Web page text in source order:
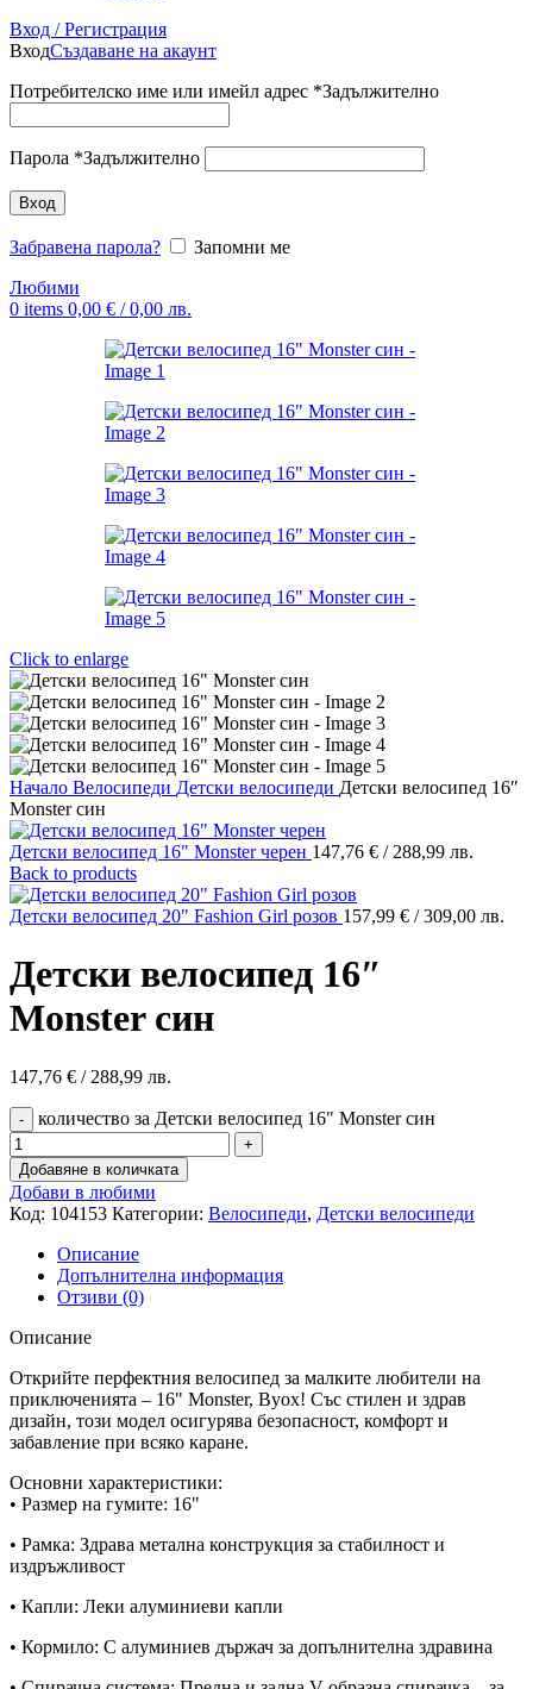
Вход / Регистрация
ВходСъздаване на акаунт
Потребителско име или имейл адрес *Задължително
Парола *Задължително
Вход
Забравена парола?
Запомни ме
Любими
0 items 0,00 € / 0,00 лв.
Click to enlarge
Начало Велосипеди Детски велосипеди Детски велосипед 16″
Monster син
Детски велосипед 16" Monster черен 147,76 € / 288,99 лв.
Back to products
Детски велосипед 20" Fashion Girl розов 157,99 € / 309,00 лв.
Детски велосипед 16″
Monster син
147,76 € / 288,99 лв.
количество за Детски велосипед 16" Monster син
Добавяне в количката
Добави в любими
Код: 104153 Категории: Велосипеди, Детски велосипеди
Описание
Допълнителна информация
Отзиви (0)
Описание
Открийте перфектния велосипед за малките любители на
приключенията – 16" Monster, Byox! Със стилен и здрав
дизайн, този модел осигурява безопасност, комфорт и
забавление при всяко каране.
Основни характеристики:
• Размер на гумите: 16"
• Рамка: Здрава метална конструкция за стабилност и
издръжливост
• Капли: Леки алуминиеви капли
• Кормило: С алуминиев държач за допълнителна здравина